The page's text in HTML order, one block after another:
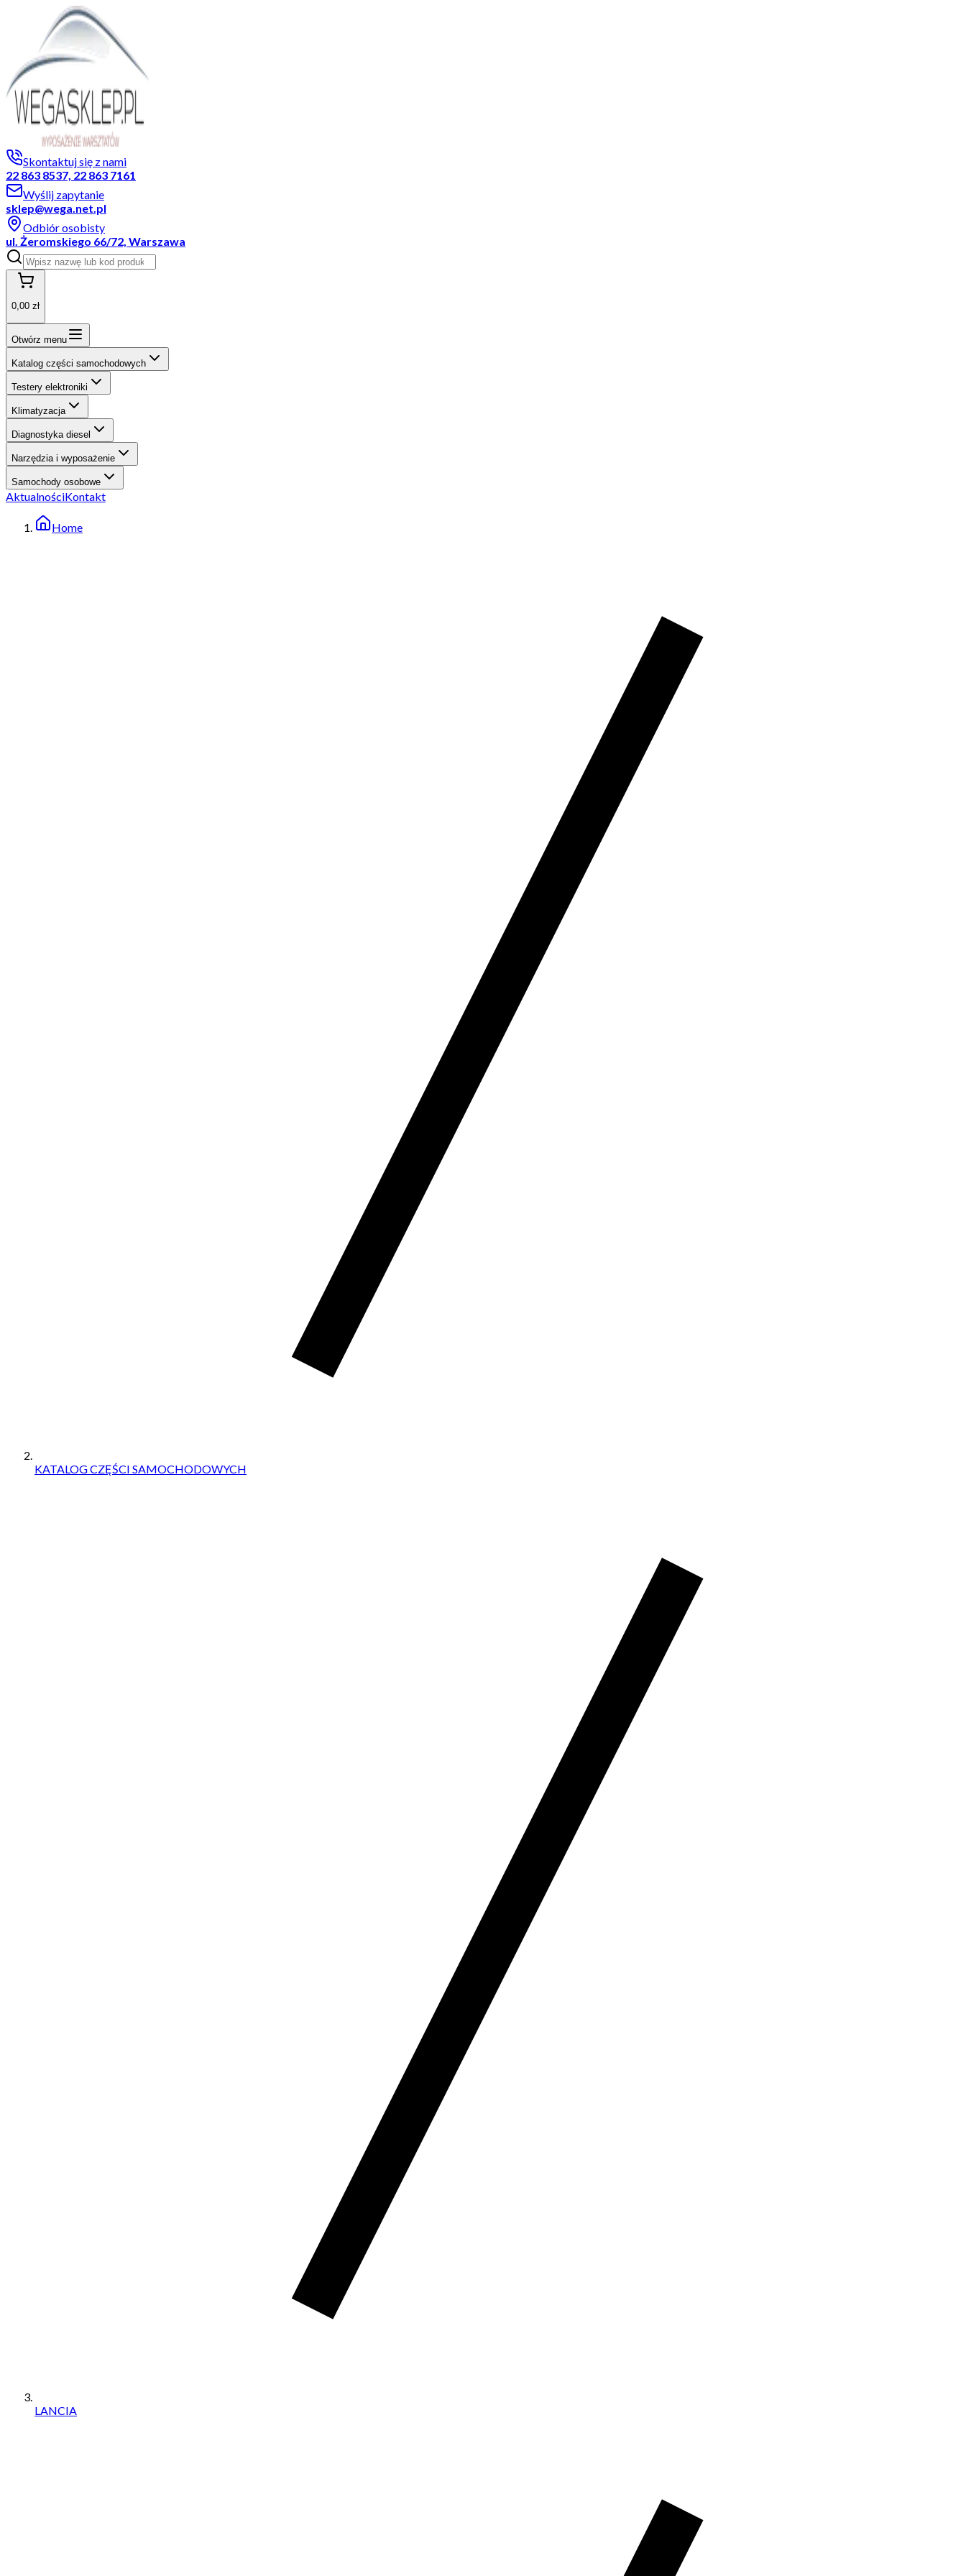
Skontaktuj się z nami
22 863 8537, 22 863 7161
Wyślij zapytanie
sklep@wega.net.pl
Odbiór osobisty
ul. Żeromskiego 66/72, Warszawa
0,00 zł
Otwórz menu
Katalog części samochodowych
Testery elektroniki
Klimatyzacja
Diagnostyka diesel
Narzędzia i wyposażenie
Samochody osobowe
AktualnościKontakt
Home
KATALOG CZĘŚCI SAMOCHODOWYCH
LANCIA